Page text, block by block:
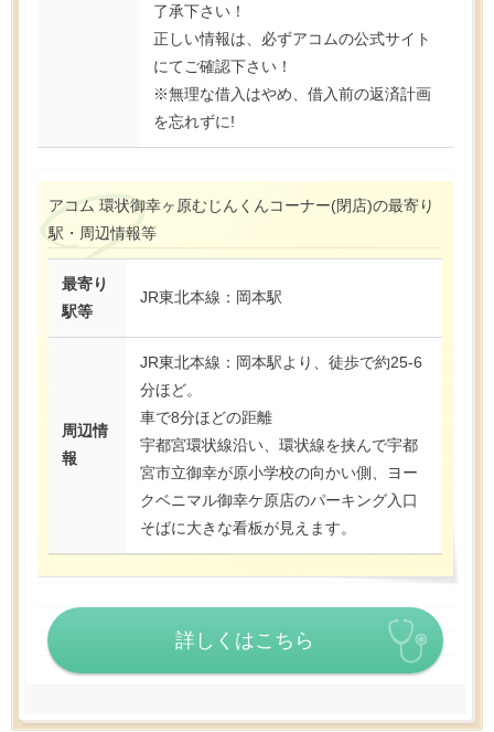
了承下さい！
正しい情報は、必ずアコムの公式サイト
にてご確認下さい！
※無理な借入はやめ、借入前の返済計画
を忘れずに!
アコム 環状御幸ヶ原むじんくんコーナー(閉店)の最寄り
駅・周辺情報等
最寄り
駅等
JR東北本線：岡本駅
周辺情
報
JR東北本線：岡本駅より、徒歩で約25-6
分ほど。
車で8分ほどの距離
宇都宮環状線沿い、環状線を挟んで宇都
宮市立御幸が原小学校の向かい側、ヨー
クベニマル御幸ケ原店のパーキング入口
そばに大きな看板が見えます。
詳しくはこちら